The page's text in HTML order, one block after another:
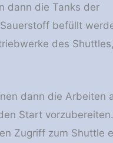
dann die Tanks der
befüllt
des
dann die Arbeiten
Start
Zugriff zum Shuttle